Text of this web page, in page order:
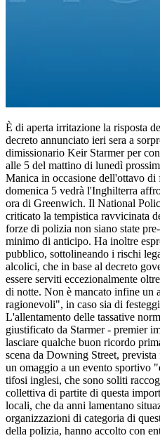
È di aperta irritazione la risposta
decreto annunciato ieri sera a
dimissionario Keir Starmer per
alle 5 del mattino di lunedì
Manica in occasione dell'ottavo
domenica 5 vedrà l'Inghilterra
ora di Greenwich. Il National
criticato la tempistica ravvicinata
forze di polizia non siano state
minimo di anticipo. Ha inoltre
pubblico, sottolineando i rischi
alcolici, che in base al decreto
essere serviti eccezionalmente
di notte. Non è mancato infine un
ragionevoli", in caso sia di
L'allentamento delle tassative
giustificato da Starmer - premier
lasciare qualche buon ricordo
scena da Downing Street,
un omaggio a un evento sportivo
tifosi inglesi, che sono soliti
collettiva di partite di questa
locali, che da anni lamentano
organizzazioni di categoria di
della polizia, hanno accolto con